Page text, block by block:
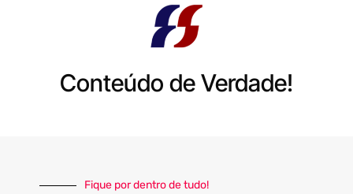
Conteúdo de Verdade!
Fique por dentro de tudo!